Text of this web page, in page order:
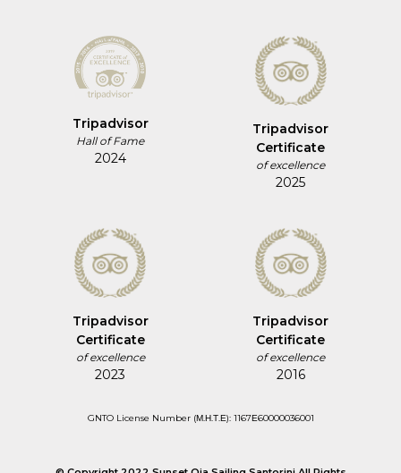
Tripadvisor
Hall of Fame
2024
Tripadvisor
Certificate
of excellence
2025
Tripadvisor
Certificate
of excellence
2023
Tripadvisor
Certificate
of excellence
2016
GNTO License Number (Μ.Η.Τ.Ε): 1167Ε60000036001